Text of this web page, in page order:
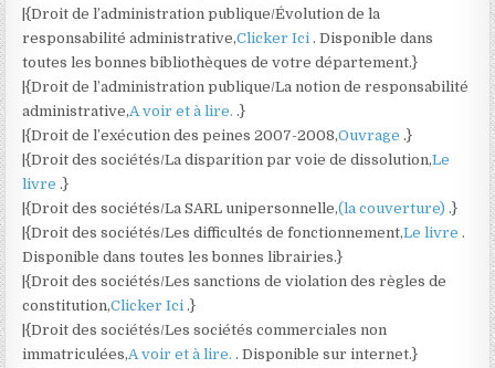
|{Droit de l’administration publique/Évolution de la
responsabilité administrative,Clicker Ici . Disponible dans
toutes les bonnes bibliothèques de votre département.}
|{Droit de l’administration publique/La notion de responsabilité
administrative,A voir et à lire. .}
|{Droit de l’exécution des peines 2007-2008,Ouvrage .}
|{Droit des sociétés/La disparition par voie de dissolution,Le
livre .}
|{Droit des sociétés/La SARL unipersonnelle,(la couverture) .}
|{Droit des sociétés/Les difficultés de fonctionnement,Le livre .
Disponible dans toutes les bonnes librairies.}
|{Droit des sociétés/Les sanctions de violation des règles de
constitution,Clicker Ici .}
|{Droit des sociétés/Les sociétés commerciales non
immatriculées,A voir et à lire. . Disponible sur internet.}